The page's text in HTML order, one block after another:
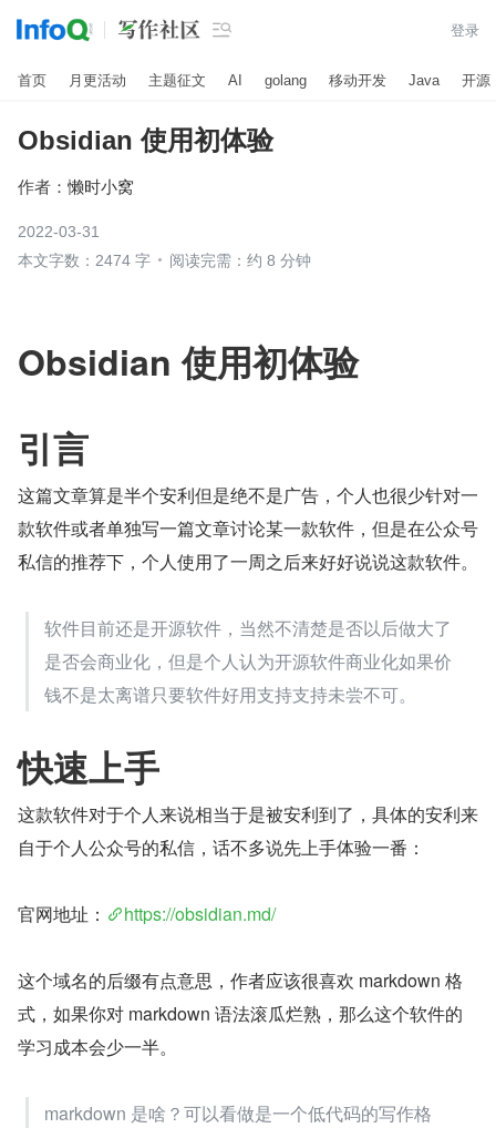
 登录
首页 月更活动 主题征文 AI golang 移动开发 Java 开源
Obsidian 使用初体验
作者： 懒时小窝
2022-03-31
本文字数：2474 字
阅读完需：约 8 分钟
Obsidian 使用初体验
引言
这篇文章算是半个安利但是绝不是广告，个人也很少针对一
款软件或者单独写一篇文章讨论某一款软件，但是在公众号
私信的推荐下，个人使用了一周之后来好好说说这款软件。
软件目前还是开源软件，当然不清楚是否以后做大了
是否会商业化，但是个人认为开源软件商业化如果价
钱不是太离谱只要软件好用支持支持未尝不可。
快速上手
这款软件对于个人来说相当于是被安利到了，具体的安利来
自于个人公众号的私信，话不多说先上手体验一番：
官网地址： https://obsidian.md/
这个域名的后缀有点意思，作者应该很喜欢 markdown 格
式，如果你对 markdown 语法滚瓜烂熟，那么这个软件的
学习成本会少一半。
markdown 是啥？可以看做是一个低代码的写作格